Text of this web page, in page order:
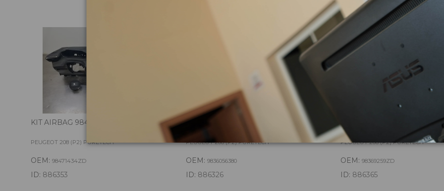
KIT AIRBAG 98471434ZD
PEUGEOT 208 (P2) PURETECH
OEM: 98471434ZD
ID: 886353
CUADRO INSTRUMENTOS
9836056380
PEUGEOT 208 (P2) PURETECH
OEM: 9836056380
ID: 886326
MANDO MULTIFUNCION
PEUGEOT 208 (P2) PURETECH
OEM: 98369259ZD
ID: 886365